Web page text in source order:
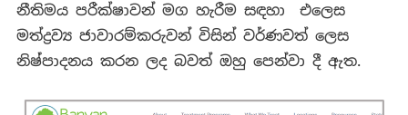
නීතිමය පරීක්ෂාවන් මග හැරීම සඳහා එලෙස
මත්ද්‍රව්‍ය ජාවාරම්කරුවන් විසින් වර්ණවත් ලෙස
නිෂ්පාදනය කරන ලද බවත් ඔහු පෙන්වා දී ඇත.